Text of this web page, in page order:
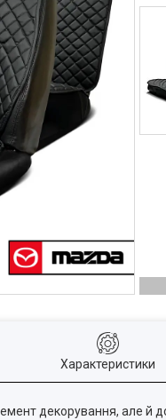
Характеристики
декорування, але